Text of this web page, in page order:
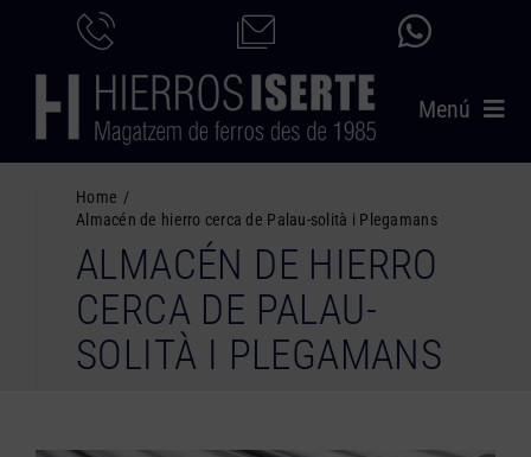
contenido
Menú
PRODUCTOS
SERVICIOS
CATÁLOGO
CONTACTO
Home
Almacén de hierro cerca de Palau-solità i Plegamans
ALMACÉN DE HIERRO
CERCA DE PALAU-
SOLITÀ I PLEGAMANS